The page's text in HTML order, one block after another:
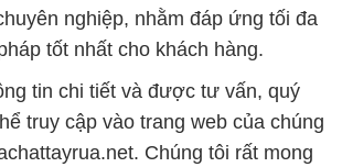
nghiệp, nhằm đáp ứng tối đa
tốt nhất cho khách hàng.
tin chi tiết và được tư vấn, quý
truy cập vào trang web của chúng
Chúng tôi rất mong